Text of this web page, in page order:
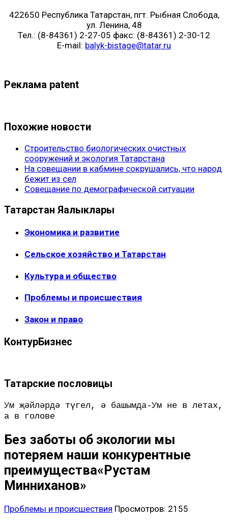
422650 Республика Татарстан, пгт. Рыбная Слобода,
ул. Ленина, 48
Тел.: (8-84361) 2-27-05 факс: (8-84361) 2-30-12
E-mail: balyk-bistage@tatar.ru
Реклама patent
Похожие новости
Строительство биологических очистных
сооружений и экология Татарстана
На совещании в кабмине сокрушались, что народ
бежит из сел
Совещание по демографической ситуации
Татарстан Яңалыклары
Экономика и развитие
Сельское хозяйство и Татарстан
Культура и общество
Проблемы и происшествия
Закон и право
КонтурБизнес
Татарские пословицы
Ум җәйләрдә түгел, ә башымда-Ум не в летах,
а в голове
Без заботы об экологии мы
потеряем наши конкурентные
преимущества«Рустам
Минниханов»
Проблемы и происшествия Просмотров: 2155